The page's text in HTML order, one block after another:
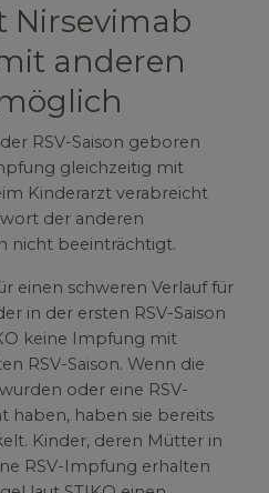
anderen
RSV-Saison geboren
gleichzeitig mit
Kinderarzt verabreicht
der anderen
nicht beeinträchtigt.
einen schweren Verlauf für
in der ersten RSV-Saison
keine Impfung mit
RSV-Saison. Wenn die
oder eine RSV-
haben, haben sie bereits
Kinder, deren Mütter in
RSV-Impfung erhalten